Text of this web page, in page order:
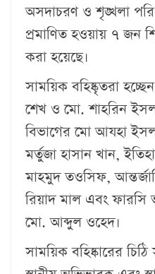
অসদাচরণ ও শৃঙ্খলা
প্রমাণিত হওয়ায় ৭ জন
করা হয়েছে।
সাময়িক বহিষ্কৃতরা
শেখ ও মো. শাহরিন
বিভাগের মো আযহা
মর্তুজা হাসান খান,
মাহমুদ তওসিফ,
রিয়াদ মাল এবং ফারসি
মো. আব্দুল ওহেদ।
সাময়িক বহিষ্কারের চিঠি